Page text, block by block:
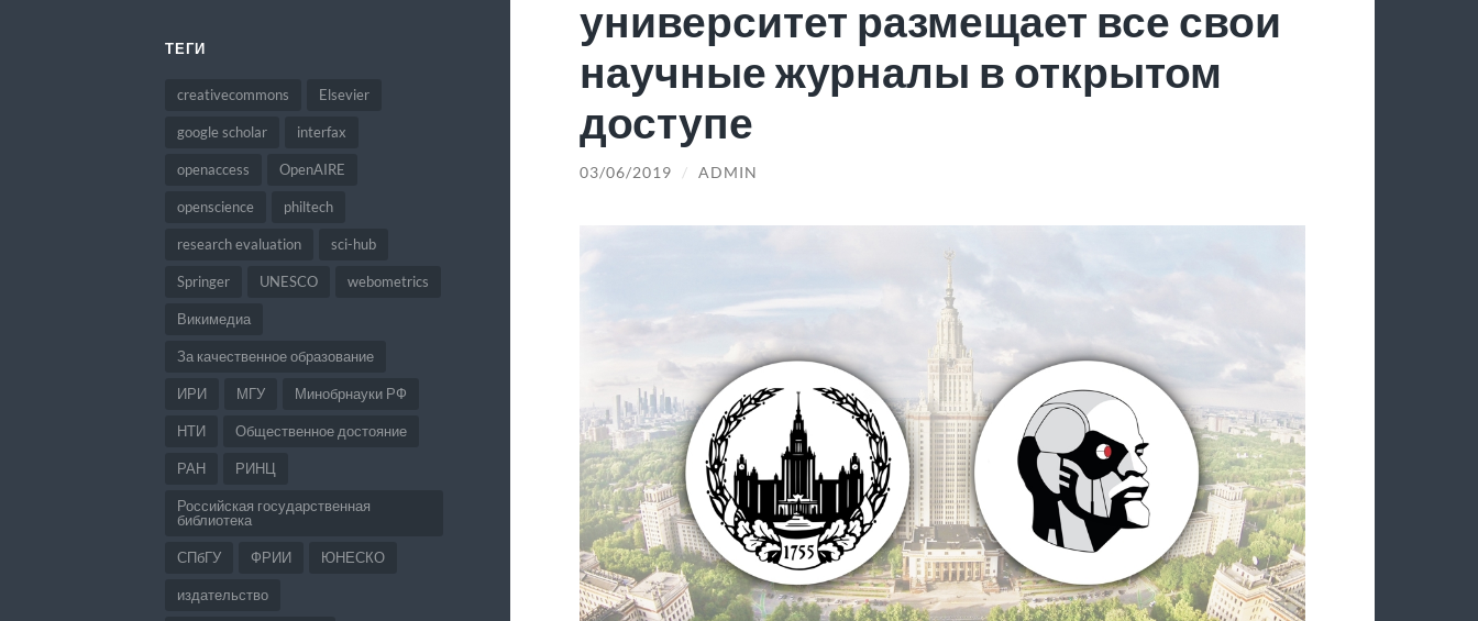
ТЕГИ
creativecommons Elsevier
google scholar interfax
openaccess OpenAIRE
openscience philtech
research evaluation sci-hub
Springer UNESCO webometrics
Викимедиа
За качественное образование
ИРИ МГУ Минобрнауки РФ
НТИ Общественное достояние
РАН РИНЦ
Российская государственная
библиотека
СПбГУ ФРИИ ЮНЕСКО
издательство
университет размещает все свои
научные журналы в открытом
доступе
03/06/2019 / ADMIN